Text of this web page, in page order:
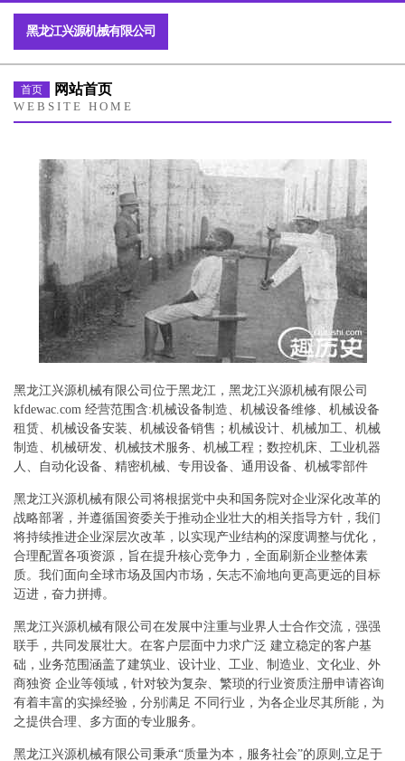
黑龙江兴源机械有限公司
首页 网站首页
WEBSITE HOME
黑龙江兴源机械有限公司位于黑龙江，黑龙江兴源机械有限公司
kfdewac.com 经营范围含:机械设备制造、机械设备维修、机械设备
租赁、机械设备安装、机械设备销售；机械设计、机械加工、机械
制造、机械研发、机械技术服务、机械工程；数控机床、工业机器
人、自动化设备、精密机械、专用设备、通用设备、机械零部件
黑龙江兴源机械有限公司将根据党中央和国务院对企业深化改革的
战略部署，并遵循国资委关于推动企业壮大的相关指导方针，我们
将持续推进企业深层次改革，以实现产业结构的深度调整与优化，
合理配置各项资源，旨在提升核心竞争力，全面刷新企业整体素
质。我们面向全球市场及国内市场，矢志不渝地向更高更远的目标
迈进，奋力拼搏。
黑龙江兴源机械有限公司在发展中注重与业界人士合作交流，强强
联手，共同发展壮大。在客户层面中力求广泛 建立稳定的客户基
础，业务范围涵盖了建筑业、设计业、工业、制造业、文化业、外
商独资 企业等领域，针对较为复杂、繁琐的行业资质注册申请咨询
有着丰富的实操经验，分别满足 不同行业，为各企业尽其所能，为
之提供合理、多方面的专业服务。
黑龙江兴源机械有限公司秉承“质量为本，服务社会”的原则,立足于